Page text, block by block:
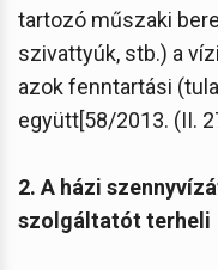
tartozó műszaki
szivattyúk, stb.) a
azok fenntartási
együtt[58/2013. (II.
2. A házi
szolgáltatót terheli